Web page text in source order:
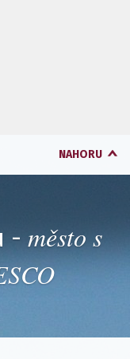
NAHORU
- město s